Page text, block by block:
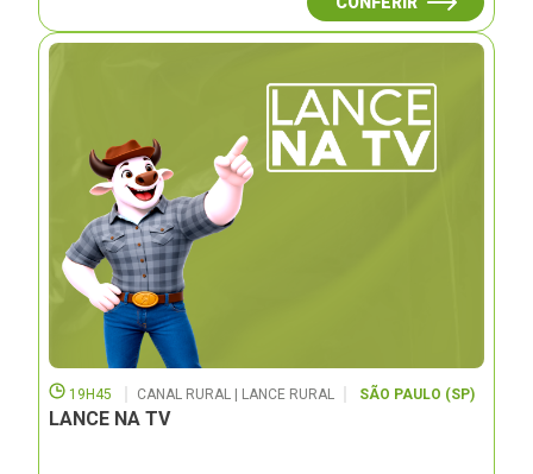
19H45 CANAL RURAL | LANCE RURAL SÃO PAULO (SP)
LANCE NA TV